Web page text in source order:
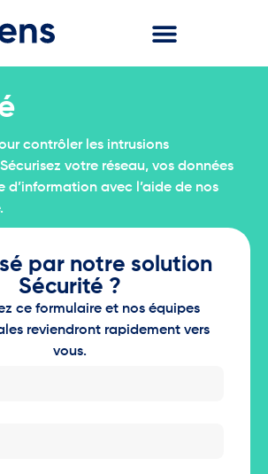
contrôler les intrusions
votre réseau, vos données
d’information avec l’aide de nos
par notre solution
Sécurité ?
ce formulaire et nos équipes
reviendront rapidement vers
vous.